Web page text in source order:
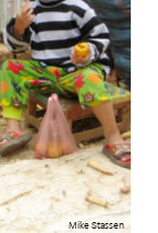
Mike Stassen